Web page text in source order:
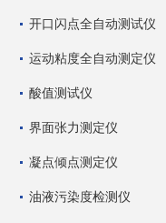
开口闪点全自动测试仪
运动粘度全自动测定仪
酸值测试仪
界面张力测定仪
凝点倾点测定仪
油液污染度检测仪